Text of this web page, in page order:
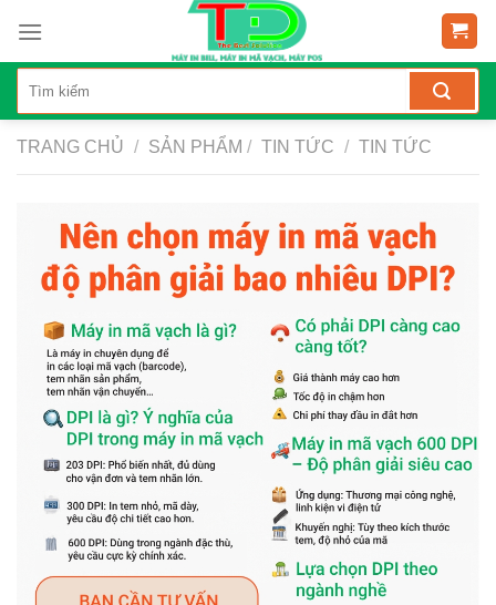
content
TRANG CHỦ / SẢN PHẨM / TIN TỨC / TIN TỨC